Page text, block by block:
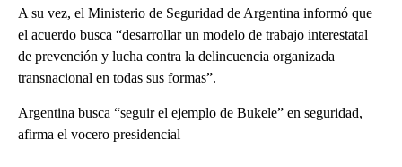
A su vez, el Ministerio de Seguridad de Argentina informó que
el acuerdo busca “desarrollar un modelo de trabajo interestatal
de prevención y lucha contra la delincuencia organizada
transnacional en todas sus formas”.
Argentina busca “seguir el ejemplo de Bukele” en seguridad,
afirma el vocero presidencial